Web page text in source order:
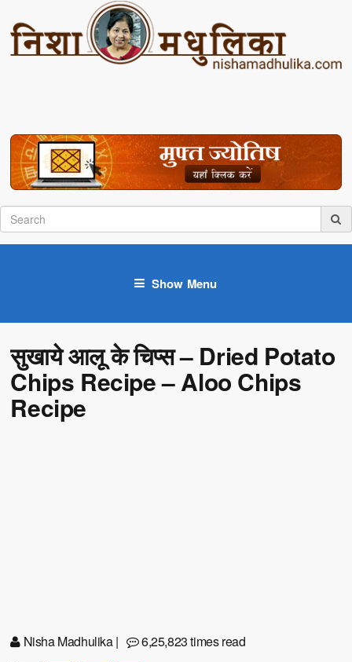
Show Menu
सुखाये आलू के चिप्स – Dried Potato
Chips Recipe – Aloo Chips
Recipe
Nisha Madhulika| 6,25,823 times read